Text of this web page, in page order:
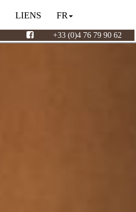
LIENS FR
+33 (0)4 76 79 90 62